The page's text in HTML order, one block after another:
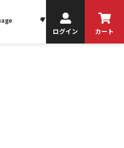
ログイン
カート